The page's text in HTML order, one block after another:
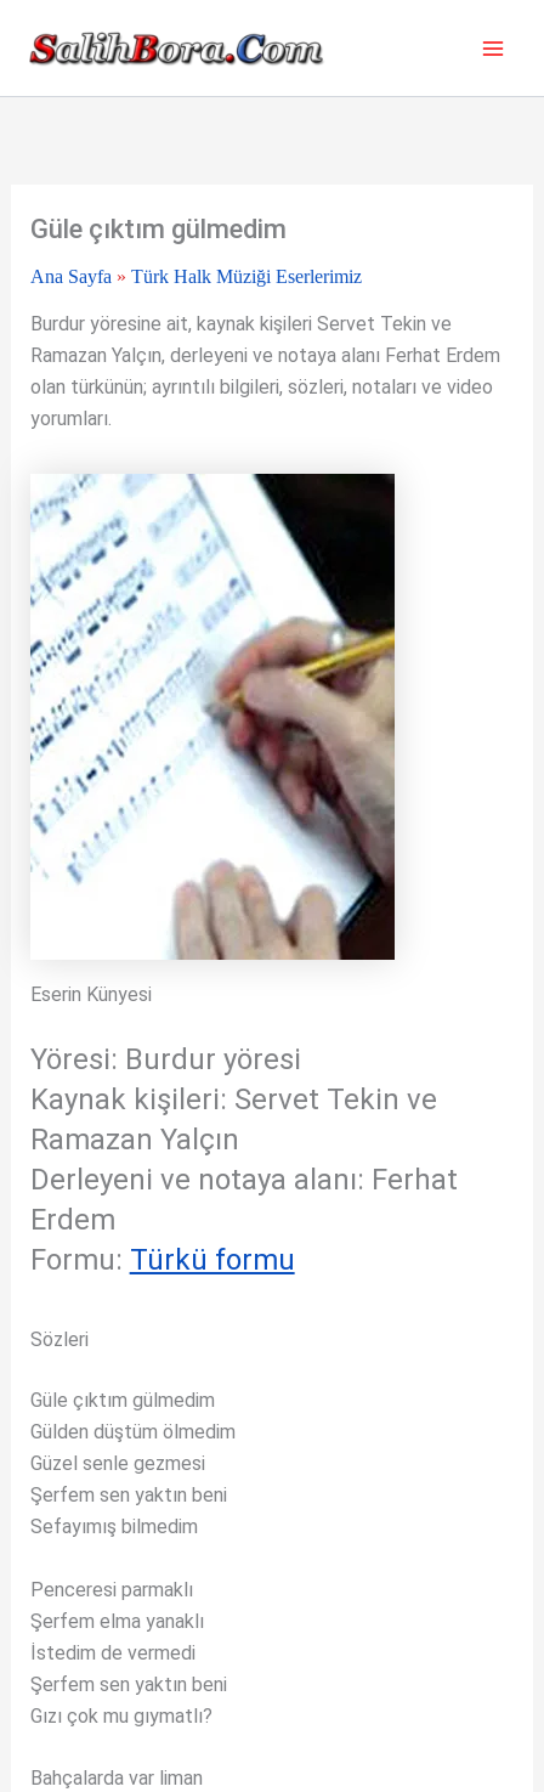
Güle çıktım gülmedim
Ana Sayfa » Türk Halk Müziği Eserlerimiz
Burdur yöresine ait, kaynak kişileri Servet Tekin ve
Ramazan Yalçın, derleyeni ve notaya alanı Ferhat Erdem
olan türkünün; ayrıntılı bilgileri, sözleri, notaları ve video
yorumları.
Eserin Künyesi
Yöresi: Burdur yöresi
Kaynak kişileri: Servet Tekin ve
Ramazan Yalçın
Derleyeni ve notaya alanı: Ferhat
Erdem
Formu: Türkü formu
Sözleri
Güle çıktım gülmedim
Gülden düştüm ölmedim
Güzel senle gezmesi
Şerfem sen yaktın beni
Sefayımış bilmedim
Penceresi parmaklı
Şerfem elma yanaklı
İstedim de vermedi
Şerfem sen yaktın beni
Gızı çok mu gıymatlı?
Bahçalarda var liman